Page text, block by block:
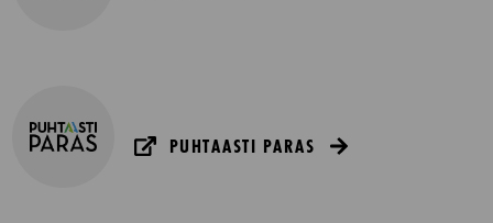
PUHTAASTI PARAS